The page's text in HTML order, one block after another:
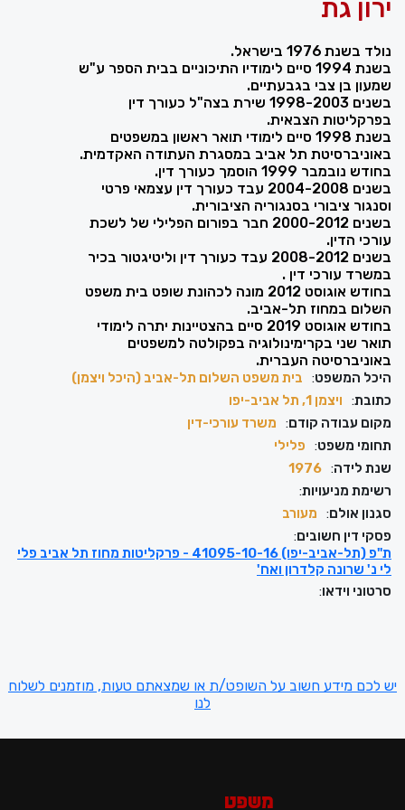
ירון גת
נולד בשנת 1976 בישראל.
בשנת 1994 סיים לימודיו התיכוניים בבית הספר ע"ש
שמעון בן צבי בגבעתיים.
בשנים 1998-2003 שירת בצה"ל כעורך דין
בפרקליטות הצבאית.
בשנת 1998 סיים לימודי תואר ראשון במשפטים
באוניברסיטת תל אביב במסגרת העתודה האקדמית.
בחודש נובמבר 1999 הוסמך כעורך דין.
בשנים 2004-2008 עבד כעורך דין עצמאי פרטי
וסנגור ציבורי בסנגוריה הציבורית.
בשנים 2000-2012 חבר בפורום הפלילי של לשכת
עורכי הדין.
בשנים 2008-2012 עבד כעורך דין וליטיגטור בכיר
במשרד עורכי דין .
בחודש אוגוסט 2012 מונה לכהונת שופט בית משפט
השלום במחוז תל-אביב.
בחודש אוגוסט 2019 סיים בהצטיינות יתרה לימודי
תואר שני בקרימינולוגיה בפקולטה למשפטים
באוניברסיטה העברית.
היכל המשפט:
בית משפט השלום תל-אביב (היכל ויצמן)
כתובת:
ויצמן‬ 1, תל אביב-יפו
מקום עבודה קודם:
משרד עורכי-דין
תחומי משפט:
פלילי
שנת לידה:
1976
רשימת מניעויות:
סגנון אולם:
מעורב
פסקי דין חשובים:
ת"פ (תל-אביב-יפו) 41095-10-16 - פרקליטות מחוז תל אביב פלי
לי נ' שרונה קלדרון ואח'
סרטוני וידאו:
יש לכם מידע חשוב על השופט/ת או שמצאתם טעות, מוזמנים לשלוח
לנו